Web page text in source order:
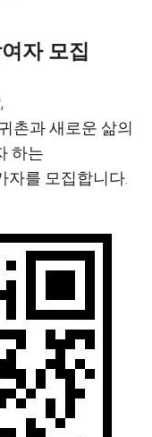
자 모집
촌과 새로운 삶의
하는
자를 모집합니다.